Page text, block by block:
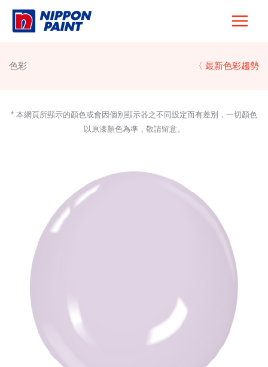
Skip
色彩 〈 最新色彩趨勢
* 本網頁所顯示的顏色或會因個別顯示器之不同設定而有差別，一切顏色
以原漆顏色為準，敬請留意。